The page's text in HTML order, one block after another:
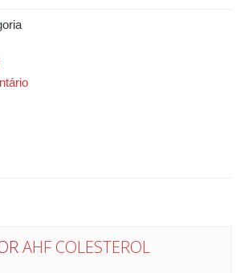
AHF COLESTEROL